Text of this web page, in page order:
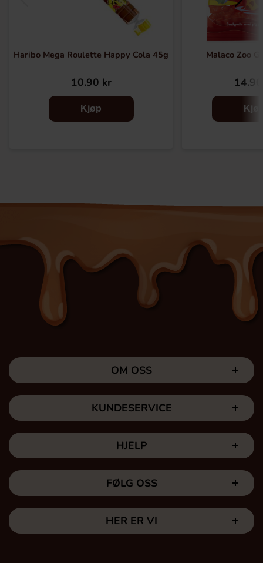
Haribo Mega Roulette Happy Cola 45g
10.90 kr
Kjøp
Malaco Zoo
OM OSS
KUNDESERVICE
HJELP
FØLG OSS
HER ER VI